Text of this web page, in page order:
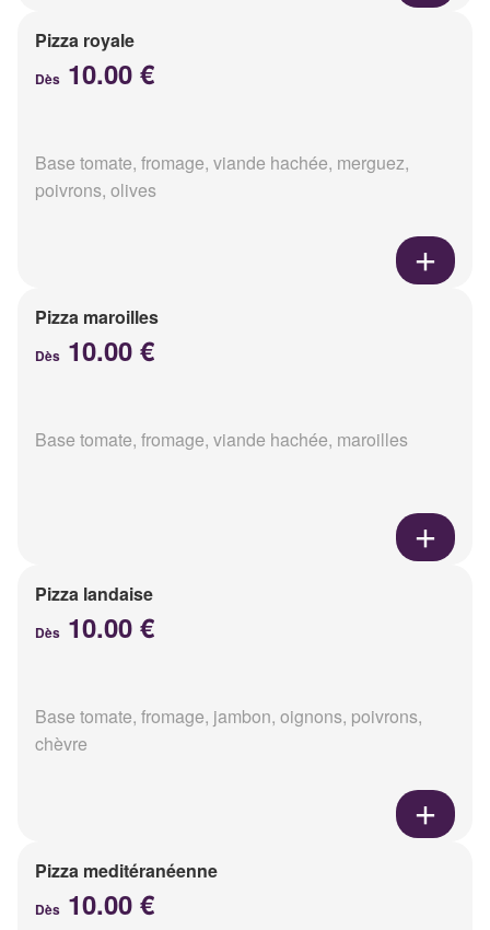
Pizza royale
Dès 10.00 €
Base tomate, fromage, viande hachée, merguez,
poivrons, olives
Pizza maroilles
Dès 10.00 €
Base tomate, fromage, viande hachée, maroilles
Pizza landaise
Dès 10.00 €
Base tomate, fromage, jambon, oignons, poivrons,
chèvre
Pizza meditéranéenne
Dès 10.00 €